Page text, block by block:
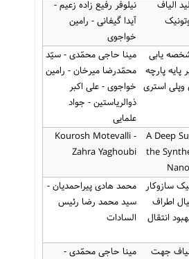
الیاف
نیلوفر رفیع زاده زعیم -
آیدا گیفانی - رامین
خواجوی
یابی
پایه پارچه
استری
مینا حاجی محمّدی - سیّد
محمّدرضا میرخان - رامین
خواجوی - علی اکبر
ذوالریاستین - جواد
علمایی
A Deep
the
Kourosh Motevalli -
Zahra Yaghoubi
سازوکار
اطراف
انتقال
محمد هادی پیراحمدیان -
سید محمد رضا رئیس
السادات
جهت
مینا حاجی محمّدی -